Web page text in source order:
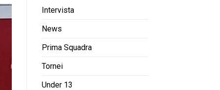
Intervista
News
Prima Squadra
Tornei
Under 13